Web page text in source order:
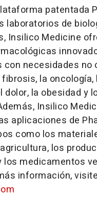
patentada
laboratorios de
Insilico Medicine
con necesidades no
la oncología,
dolor, la obesidad y
Insilico
aplicaciones de
como los
los
los medicamentos
información, visite